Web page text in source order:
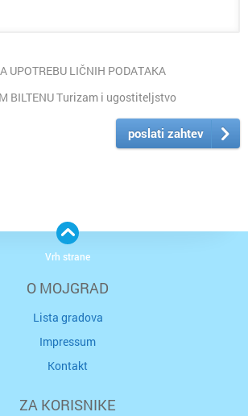
UPOTREBU LIČNIH PODATAKA
BILTENU Turizam i ugostiteljstvo
poslati zahtev
O MOJGRAD
Lista gradova
Impressum
Kontakt
ZA KORISNIKE
Vrh strane